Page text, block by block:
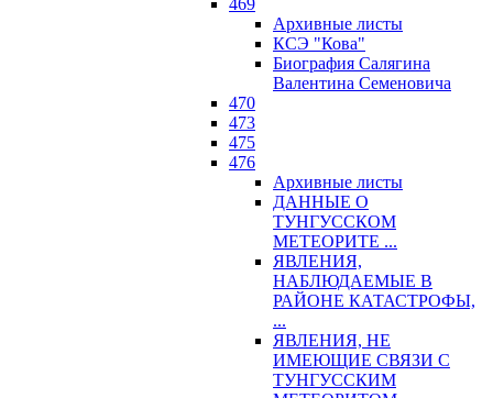
469
Архивные листы
КСЭ "Кова"
Биография Салягина
Валентина Семеновича
470
473
475
476
Архивные листы
ДАННЫЕ О
ТУНГУССКОМ
МЕТЕОРИТЕ ...
ЯВЛЕНИЯ,
НАБЛЮДАЕМЫЕ В
РАЙОНЕ КАТАСТРОФЫ,
...
ЯВЛЕНИЯ, НЕ
ИМЕЮЩИЕ СВЯЗИ С
ТУНГУССКИМ